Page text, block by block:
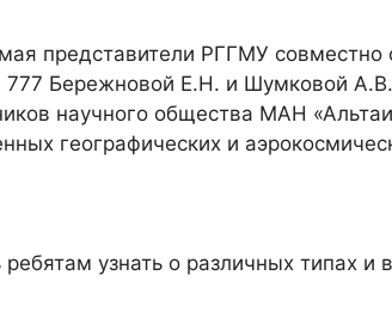
представители РГГМУ
Бережновой Е.Н. и Шумковой
научного общества МАН
географических и
узнать о различных типах и